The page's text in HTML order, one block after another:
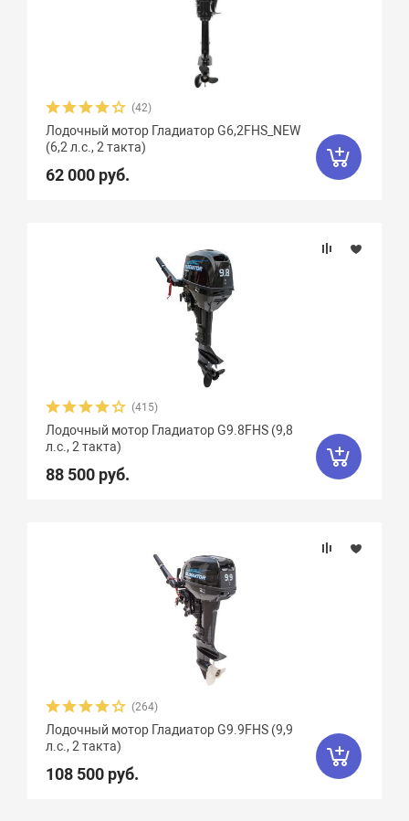
(42)
Лодочный мотор Гладиатор G6,2FHS_NEW
(6,2 л.с., 2 такта)
62 000 руб.
(415)
Лодочный мотор Гладиатор G9.8FHS (9,8
л.с., 2 такта)
88 500 руб.
(264)
Лодочный мотор Гладиатор G9.9FHS (9,9
л.с., 2 такта)
108 500 руб.